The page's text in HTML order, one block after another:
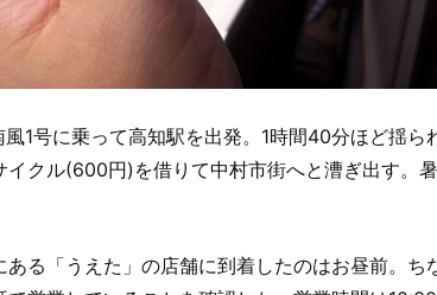
1号に乗って高知駅を出発。1時間40分ほど揺ら
クル(600円)を借りて中村市街へと漕ぎ出す。
る「うえた」の店舗に到着したのはお昼前。ち